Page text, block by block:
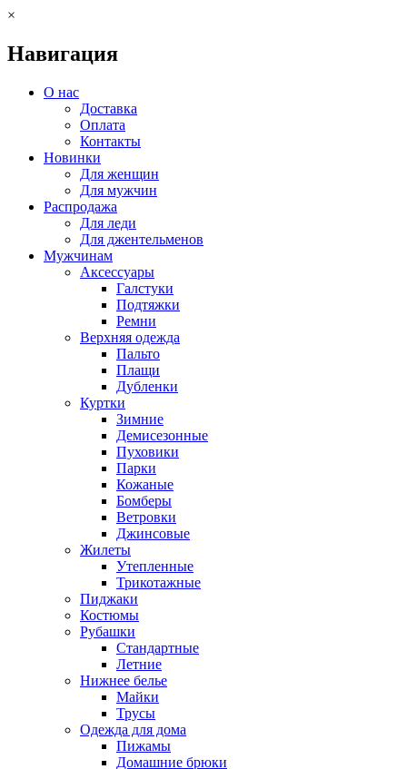
×
Навигация
О нас
Доставка
Оплата
Контакты
Новинки
Для женщин
Для мужчин
Распродажа
Для леди
Для джентельменов
Мужчинам
Аксессуары
Галстуки
Подтяжки
Ремни
Верхняя одежда
Пальто
Плащи
Дубленки
Куртки
Зимние
Демисезонные
Пуховики
Парки
Кожаные
Бомберы
Ветровки
Джинсовые
Жилеты
Утепленные
Трикотажные
Пиджаки
Костюмы
Рубашки
Стандартные
Летние
Нижнее белье
Майки
Трусы
Одежда для дома
Пижамы
Домашние брюки